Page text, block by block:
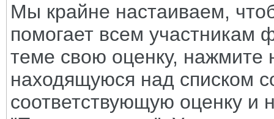
Мы крайне настаиваем,
помогает всем участникам
теме свою оценку, нажмите
находящуюся над списком
соответствующую оценку и